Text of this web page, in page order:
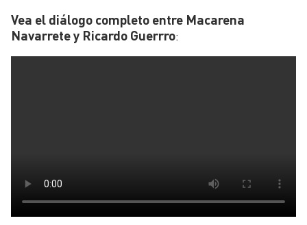
Vea el diálogo completo entre Macarena
Navarrete y Ricardo Guerrro: